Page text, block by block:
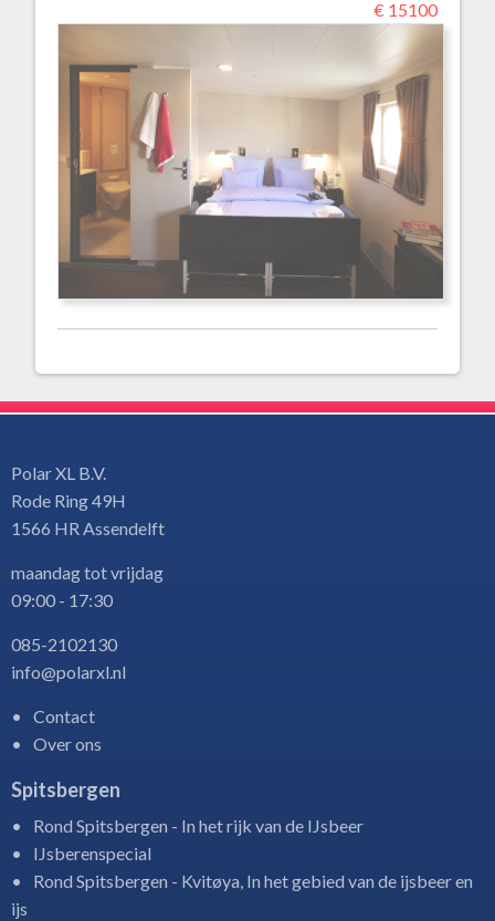
€ 15100
Polar XL B.V.
Rode Ring 49H
1566 HR Assendelft
maandag tot vrijdag
09:00 - 17:30
085-2102130
info@polarxl.nl
Contact
Over ons
Spitsbergen
Rond Spitsbergen - In het rijk van de IJsbeer
IJsberenspecial
Rond Spitsbergen - Kvitøya, In het gebied van de ijsbeer en
ijs